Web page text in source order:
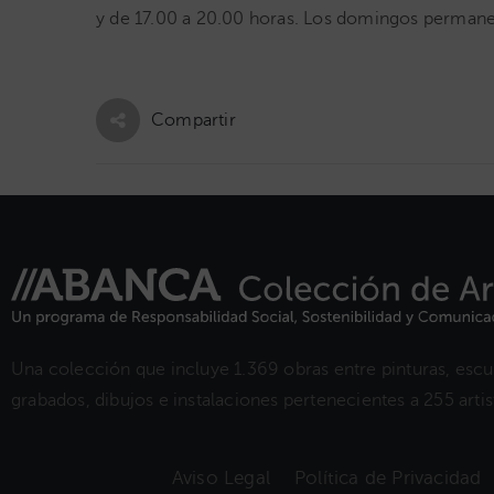
y de 17.00 a 20.00 horas. Los domingos
Compartir
Una colección que incluye 1.369 obras entre pinturas,
grabados, dibujos e instalaciones pertenecientes a 255
Aviso Legal Política de Privacidad